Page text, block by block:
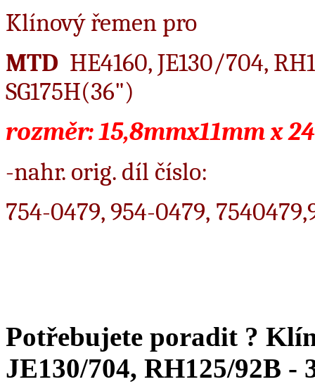
Klínový řemen pro
MTD HE4160, JE130/704,
SG175H(36")
rozměr: 15,8mmx11mm x
-nahr. orig. díl číslo:
754-0479, 954-0479,
Potřebujete poradit ?
JE130/704, RH125/92B -